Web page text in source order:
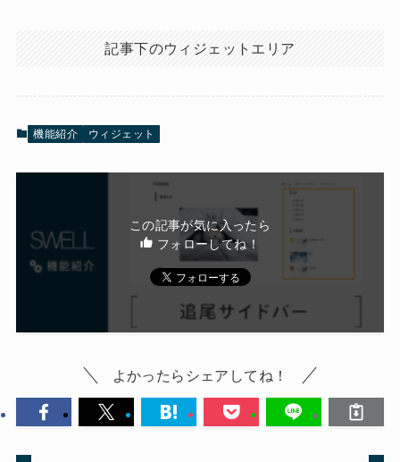
記事下のウィジェットエリア
機能紹介 ウィジェット
この記事が気に入ったら
フォローしてね！
よかったらシェアしてね！